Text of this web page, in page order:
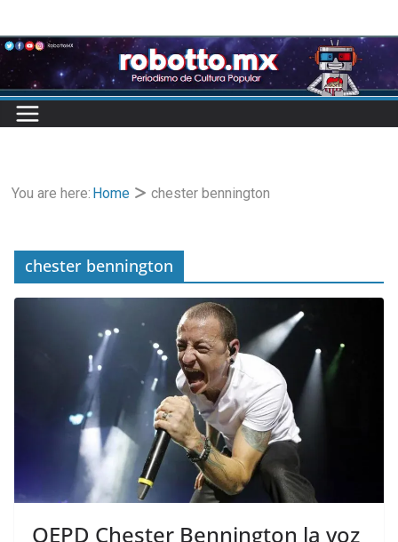
to
content
You are here: Home chester bennington
chester bennington
QEPD Chester Bennington la voz